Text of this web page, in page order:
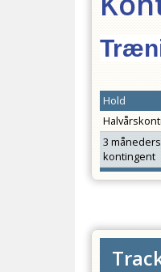
Hold
3 måneders
kontingent